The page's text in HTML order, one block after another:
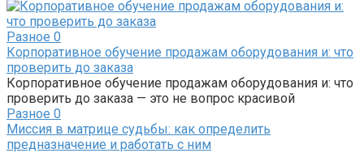
Разное 0
Корпоративное обучение продажам оборудования и: что
проверить до заказа
Корпоративное обучение продажам оборудования и: что
проверить до заказа — это не вопрос красивой
Разное 0
Миссия в матрице судьбы: как определить
предназначение и работать с ним